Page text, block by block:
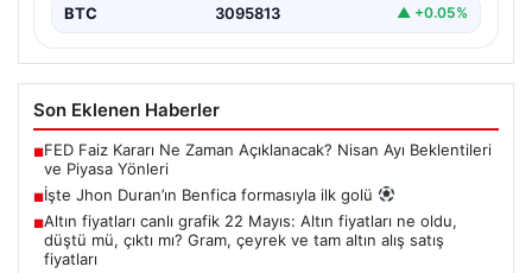
BTC 3095813 ▲ +0.05%
Son Eklenen Haberler
■FED Faiz Kararı Ne Zaman Açıklanacak? Nisan Ayı Beklentileri
ve Piyasa Yönleri
■İşte Jhon Duran’ın Benfica formasıyla ilk golü
■Altın fiyatları canlı grafik 22 Mayıs: Altın fiyatları ne oldu,
düştü mü, çıktı mı? Gram, çeyrek ve tam altın alış satış
fiyatları